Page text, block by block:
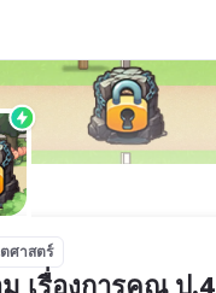
ศาสตร์
เรื่องการคูณ ป.4